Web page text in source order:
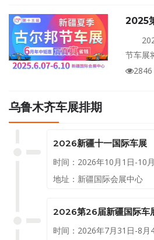
2025
节车展
节车展
在新疆
2846
乌鲁木齐车展排期
2026新疆十一国际车展
时间：2026年10月1日-10
地址：新疆国际会展中心
2026第26届新疆国际车
时间：2026年7月31日-8月